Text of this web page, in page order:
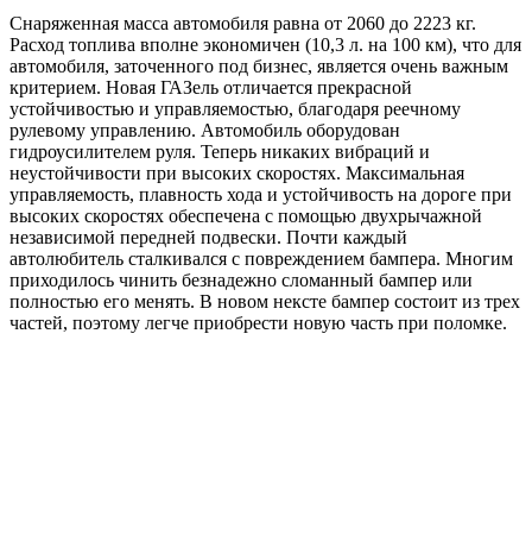
Снаряженная масса автомобиля равна от 2060 до 2223 кг.
Расход топлива вполне экономичен (10,3 л. на 100 км), что для
автомобиля, заточенного под бизнес, является очень важным
критерием. Новая ГАЗель отличается прекрасной
устойчивостью и управляемостью, благодаря реечному
рулевому управлению. Автомобиль оборудован
гидроусилителем руля. Теперь никаких вибраций и
неустойчивости при высоких скоростях. Максимальная
управляемость, плавность хода и устойчивость на дороге при
высоких скоростях обеспечена с помощью двухрычажной
независимой передней подвески. Почти каждый
автолюбитель сталкивался с повреждением бампера. Многим
приходилось чинить безнадежно сломанный бампер или
полностью его менять. В новом нексте бампер состоит из трех
частей, поэтому легче приобрести новую часть при поломке.